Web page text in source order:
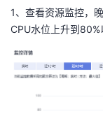
坛
圈
子
的
直
我
的
我
1、查看资源监控，
CPU水位上升到80%